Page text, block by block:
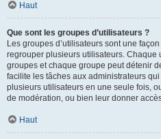
Haut
Que sont les groupes d’utilisateurs ?
Les groupes d’utilisateurs sont une
regrouper plusieurs utilisateurs.
groupes et chaque groupe peut détenir
facilite les tâches aux administrateurs
plusieurs utilisateurs en une seule fois,
de modération, ou bien leur donner
Haut